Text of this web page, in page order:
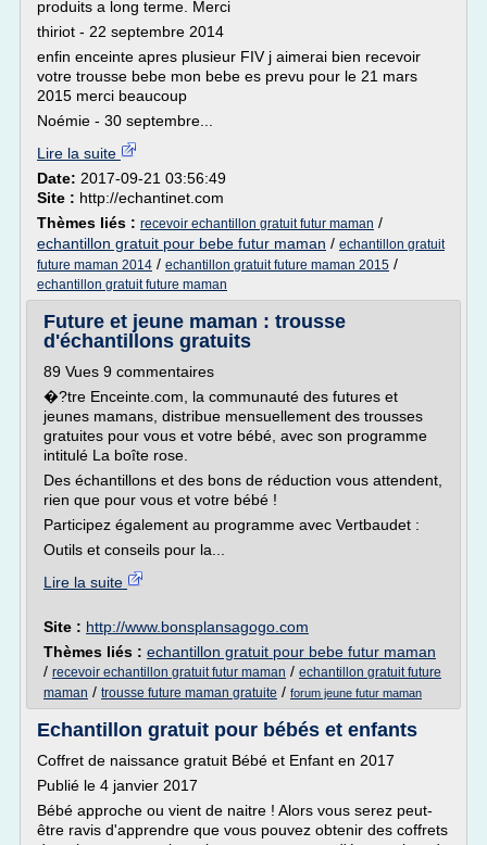
produits a long terme. Merci
thiriot - 22 septembre 2014
enfin enceinte apres plusieur FIV j aimerai bien recevoir
votre trousse bebe mon bebe es prevu pour le 21 mars
2015 merci beaucoup
Noémie - 30 septembre...
Lire la suite
Date: 2017-09-21 03:56:49
Site : http://echantinet.com
Thèmes liés : recevoir echantillon gratuit futur maman /
echantillon gratuit pour bebe futur maman / echantillon gratuit
future maman 2014 / echantillon gratuit future maman 2015 /
echantillon gratuit future maman
Future et jeune maman : trousse
d'échantillons gratuits
89 Vues 9 commentaires
�?tre Enceinte.com, la communauté des futures et
jeunes mamans, distribue mensuellement des trousses
gratuites pour vous et votre bébé, avec son programme
intitulé La boîte rose.
Des échantillons et des bons de réduction vous attendent,
rien que pour vous et votre bébé !
Participez également au programme avec Vertbaudet :
Outils et conseils pour la...
Lire la suite
Site : http://www.bonsplansagogo.com
Thèmes liés : echantillon gratuit pour bebe futur maman
/ recevoir echantillon gratuit futur maman / echantillon gratuit future
maman / trousse future maman gratuite / forum jeune futur maman
Echantillon gratuit pour bébés et enfants
Coffret de naissance gratuit Bébé et Enfant en 2017
Publié le 4 janvier 2017
Bébé approche ou vient de naitre ! Alors vous serez peut-
être ravis d'apprendre que vous pouvez obtenir des coffrets